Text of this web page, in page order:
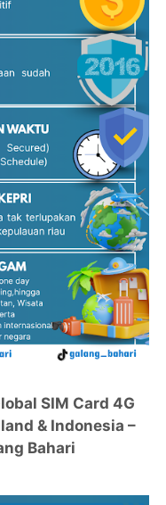
SIM Card 4G
& Indonesia –
Bahari